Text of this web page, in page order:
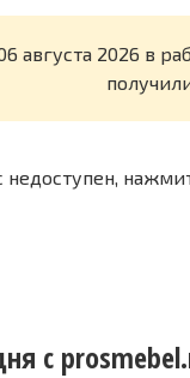
августа 2026 в
недоступен,
с